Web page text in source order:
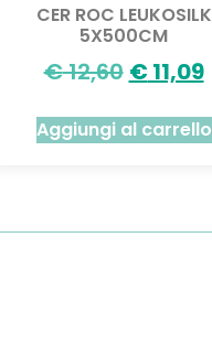
CER ROC LEUKOSILK
5X500CM
€12,60 €11,09
Aggiungi al carrello